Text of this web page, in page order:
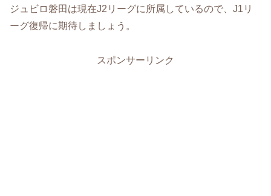
ジュビロ磐田は現在J2リーグに所属しているので、J1リ
ーグ復帰に期待しましょう。
スポンサーリンク